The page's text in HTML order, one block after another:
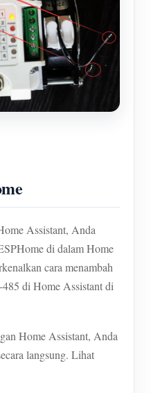
Assistant, Anda
di dalam Home
cara menambah
di Home Assistant di
Home Assistant, Anda
langsung. Lihat